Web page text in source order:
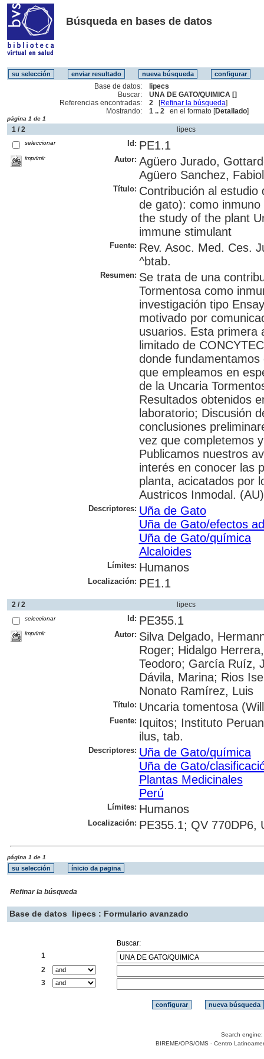
Búsqueda en bases de datos
Base de datos:
lipecs
Buscar:
UNA DE GATO/QUIMICA []
Referencias encontradas:
2 [Refinar la búsqueda]
Mostrando:
1 .. 2 en el formato [Detallado]
página 1 de 1
1 / 2 lipecs
seleccionar
imprimir
Id: PE1.1
Autor: Agüero Jurado,
Agüero Sanchez,
Título: Contribución al
de gato): como
the study of the plant
immune stimulant
Fuente: Rev. Asoc. Med. Ces.
^btab.
Resumen: Se trata de una
Tormentosa como
investigación tipo
motivado por
usuarios. Esta primera
limitado de
donde
que empleamos en
de la Uncaria
Resultados obtenidos
laboratorio; Discusión
conclusiones
vez que completemos
Publicamos nuestros
interés en conocer las
planta, acicatados por
Austricos Inmodal.
Descriptores: Uña de Gato
Uña de Gato/efectos
Uña de Gato/química
Alcaloides
Límites: Humanos
Localización: PE1.1
2 / 2 lipecs
seleccionar
imprimir
Id: PE355.1
Autor: Silva Delgado,
Roger; Hidalgo
Teodoro; García Ruíz,
Dávila, Marina; Rios
Nonato Ramírez, Luis
Título: Uncaria tomentosa
Fuente: Iquitos; Instituto
ilus, tab.
Descriptores: Uña de Gato/química
Uña de Gato/
Plantas Medicinales
Perú
Límites: Humanos
Localización: PE355.1; QV 770DP6,
página 1 de 1
Refinar la búsqueda
Base de datos lipecs : Formulario avanzado
Buscar:
1
2
3
Search engine:
BIREME/OPS/OMS - Centro